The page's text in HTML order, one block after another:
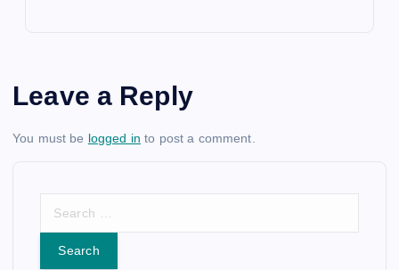
Leave a Reply
You must be logged in to post a comment.